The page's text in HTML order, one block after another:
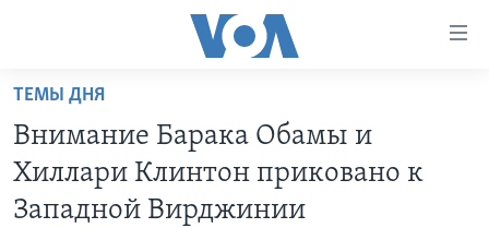
Перейти
основной
контент
Перейти
ПРОЕКТЫ
ТЕМЫ ДНЯ
Внимание Барака Обамы и
Хиллари Клинтон приковано к
Западной Вирджинии